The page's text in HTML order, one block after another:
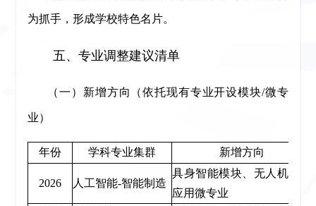
为抓手，形成学校特色名片。
五、专业调整建议清单
（一）新增方向（依托现有专业开设模块/微专
业）
年份 学科专业集群 新增方向
2026 人工智能-智能制造
具身智能模块、无人机系统
应用微专业